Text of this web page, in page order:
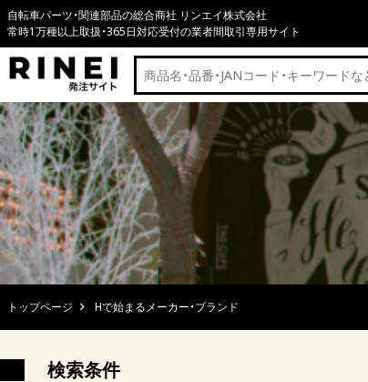
自転車パーツ・関連部品の総合商社 リンエイ株式会社
常時1万種以上取扱・365日対応受付の業者間取引専用サイト
トップページ Hで始まるメーカー・ブランド
検索条件